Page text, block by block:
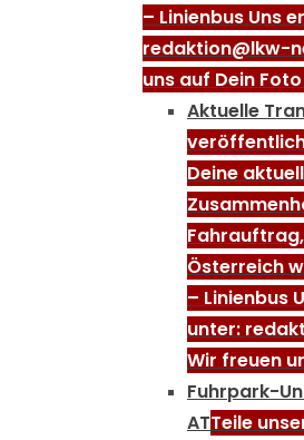
– Linienbus Uns
redaktion@lkw-
uns auf Dein
Aktuelle
Deine
Österreich
– Linienbus
unter:
Wir freuen
Fuhrpark-
ATTeile